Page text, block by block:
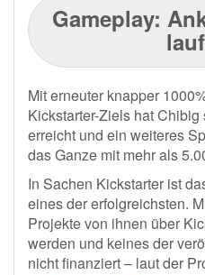
Gameplay:
Mit erneuter knapper
Kickstarter-Ziels hat
erreicht und ein weiteres
das Ganze mit mehr als
In Sachen Kickstarter ist
eines der erfolgreichsten.
Projekte von ihnen über
werden und keines der
nicht finanziert – laut der